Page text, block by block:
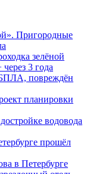
Пригородные
зелёной
3 года
повреждён
планировки
водовода
прошёл
в Петербурге